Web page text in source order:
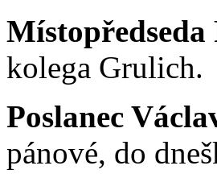
kolega Grulich.
Poslanec
pánové, do